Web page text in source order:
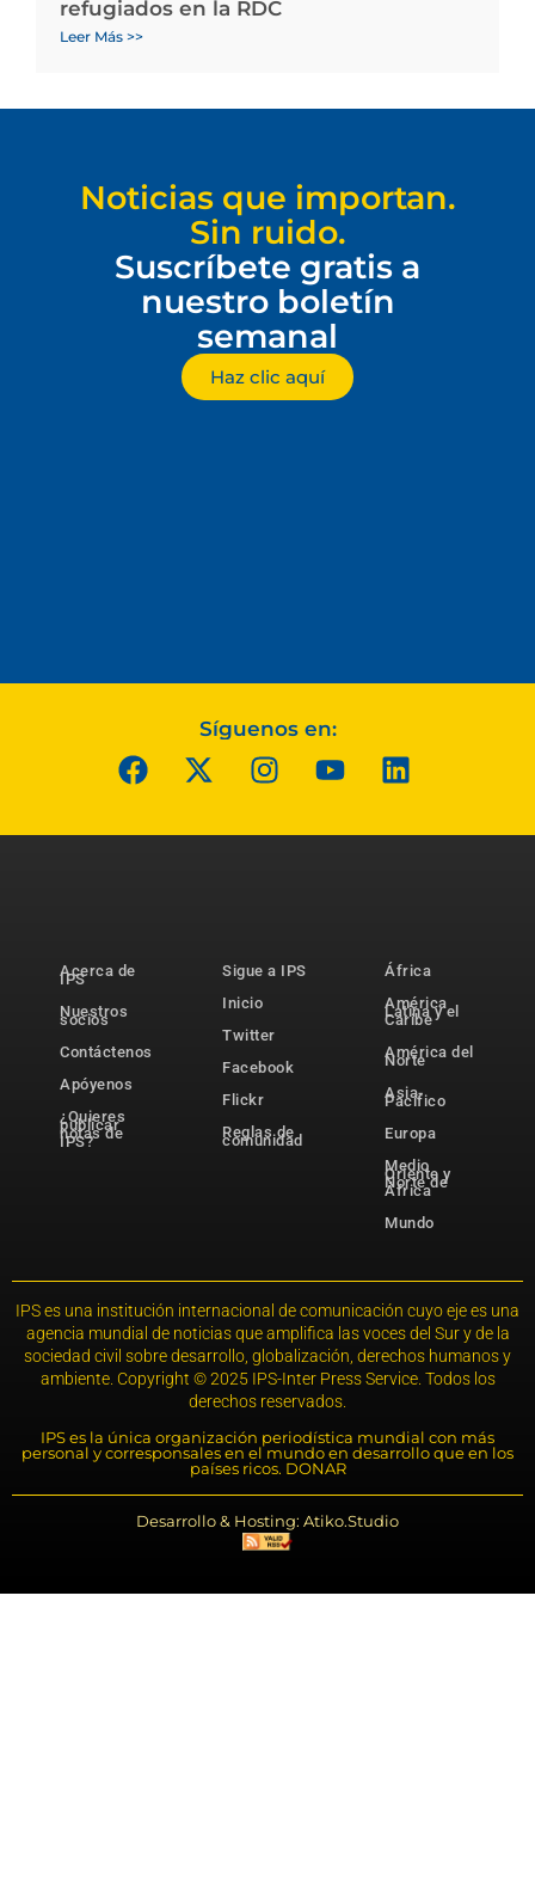
refugiados en la RDC
Leer Más >>
Noticias que importan.
Sin ruido.
Suscríbete gratis a
nuestro boletín
semanal
Haz clic aquí
Síguenos en:
Acerca de
IPS
Nuestros
socios
Contáctenos
Apóyenos
¿Quieres
publicar
notas de
IPS?
Sigue a IPS
Inicio
Twitter
Facebook
Flickr
Reglas de
comunidad
África
América
Latina y el
Caribe
América del
Norte
Asia-
Pacífico
Europa
Medio
Oriente y
Norte de
África
Mundo
IPS es una institución internacional de comunicación cuyo eje es una
agencia mundial de noticias que amplifica las voces del Sur y de la
sociedad civil sobre desarrollo, globalización, derechos humanos y
ambiente. Copyright © 2025 IPS-Inter Press Service. Todos los
derechos reservados.
IPS es la única organización periodística mundial con más
personal y corresponsales en el mundo en desarrollo que en los
países ricos. DONAR
Desarrollo & Hosting: Atiko.Studio